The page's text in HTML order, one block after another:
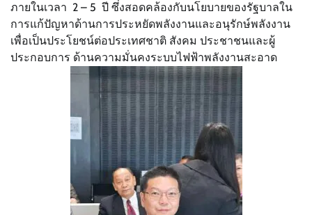
ภายในเวลา 2 – 5 ปี ซึ่งสอดคล้องกับนโยบายของรัฐบาลใน
การแก้ปัญหาด้านการประหยัดพลังงานและอนุรักษ์พลังงาน
เพื่อเป็นประโยชน์ต่อประเทศชาติ สังคม ประชาชนและผู้
ประกอบการ ด้านความมั่นคงระบบไฟฟ้าพลังงานสะอาด